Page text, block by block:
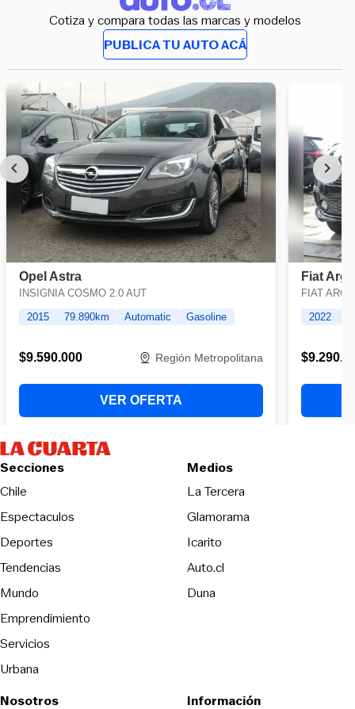
Cotiza y compara todas las marcas y modelos
PUBLICA TU AUTO ACÁ
Secciones
Chile
Espectaculos
Deportes
Tendencias
Mundo
Emprendimiento
Servicios
Urbana
Medios
La Tercera
Glamorama
Icarito
Auto.cl
Duna
Nosotros Información